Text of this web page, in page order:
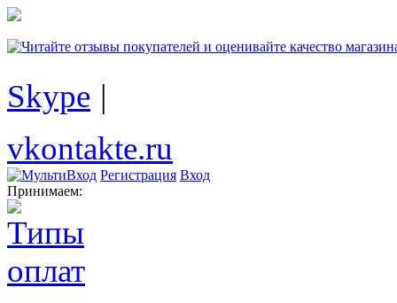
Skype |
vkontakte.ru
Регистрация Вход
Принимаем: